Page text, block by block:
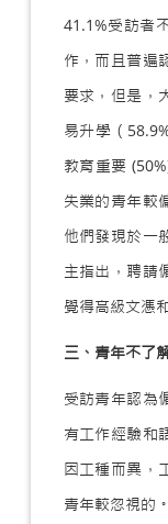
41.1%受訪者
作，而且普遍
要求，但是，
易升學（
教育重要
失業的青年較
他們發現於一
主指出，聘請
覺得高級文憑
三、青年不了
受訪青年認為
有工作經驗和
因工種而異，
青年較忽視的。